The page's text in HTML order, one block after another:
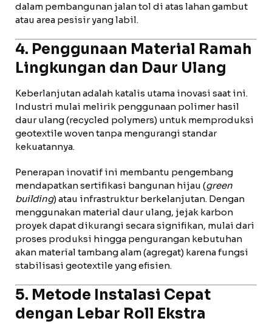
dalam pembangunan jalan tol di atas lahan gambut
atau area pesisir yang labil.
4. Penggunaan Material Ramah
Lingkungan dan Daur Ulang
Keberlanjutan adalah katalis utama inovasi saat ini.
Industri mulai melirik penggunaan polimer hasil
daur ulang (recycled polymers) untuk memproduksi
geotextile woven tanpa mengurangi standar
kekuatannya.
Penerapan inovatif ini membantu pengembang
mendapatkan sertifikasi bangunan hijau (green
building) atau infrastruktur berkelanjutan. Dengan
menggunakan material daur ulang, jejak karbon
proyek dapat dikurangi secara signifikan, mulai dari
proses produksi hingga pengurangan kebutuhan
akan material tambang alam (agregat) karena fungsi
stabilisasi geotextile yang efisien.
5. Metode Instalasi Cepat
dengan Lebar Roll Ekstra